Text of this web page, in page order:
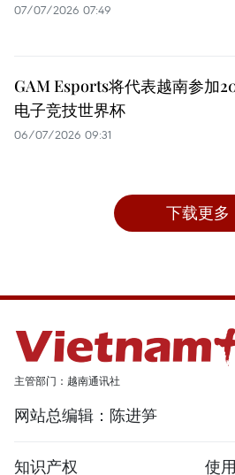
07/07/2026 07:49
GAM Esports将代表越南参加
电子竞技世界杯
06/07/2026 09:31
下载更多
主管部门：越南通讯社
网站总编辑：陈进笋
知识产权 使